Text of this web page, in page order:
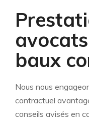
baux
Nous nous
contractuel
conseils avisés en